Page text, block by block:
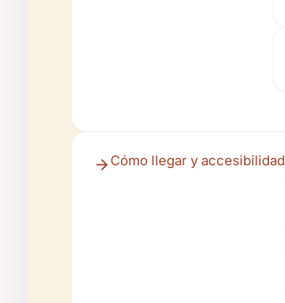
Cómo llegar y accesibilidad